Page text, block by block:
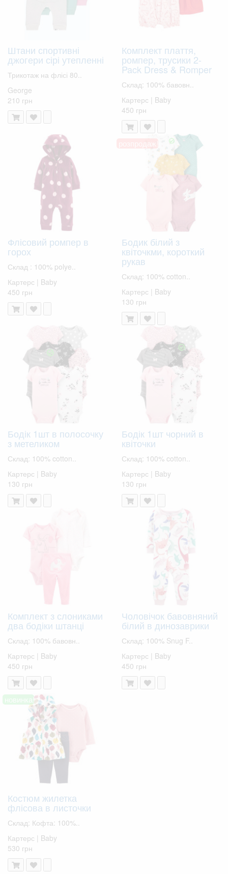
Штани спортивні
джогери сірі утепленні
Трикотаж на флісі 80..
George
210 грн
Комплект плаття,
ромпер, трусики 2-
Pack Dress & Romper
Склад: 100% бавовн..
Картерс | Baby
450 грн
Флісовий ромпер в
горох
Склад : 100% polye..
Картерс | Baby
450 грн
розпродаж!
Бодик білий з
квіточкми, короткий
рукав
Склад: 100% cotton..
Картерс | Baby
130 грн
Бодік 1шт в полосочку
з метеликом
Склад: 100% cotton..
Картерс | Baby
130 грн
Бодік 1шт чорний в
квіточки
Склад: 100% cotton..
Картерс | Baby
130 грн
Комплект з слониками
два бодіки штанці
Склад: 100% бавовн..
Картерс | Baby
450 грн
Чоловічок бавовняний
білий в динозаврики
Склад: 100% Snug F..
Картерс | Baby
450 грн
новинка!
Костюм жилетка
флісова в листочки
Склад: Кофта: 100%..
Картерс | Baby
530 грн